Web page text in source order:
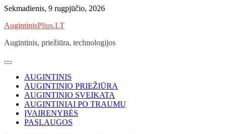
Skip
content
Sekmadienis, 9 rugpjūčio, 2026
AugintinisPlius.LT
Augintinis, priežiūra, technologijos
AUGINTINIS
AUGINTINIO PRIEŽIŪRA
AUGINTINIO SVEIKATA
AUGINTINIAI PO TRAUMŲ
ĮVAIRENYBĖS
PASLAUGOS